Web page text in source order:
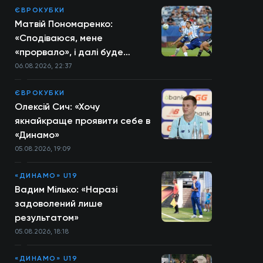
ЄВРОКУБКИ
Матвій Пономаренко:
«Сподіваюся, мене
«прорвало», і далі буде
більше»
06.08.2026, 22:37
ЄВРОКУБКИ
Олексій Сич: «Хочу
якнайкраще проявити себе в
«Динамо»
05.08.2026, 19:09
«ДИНАМО» U19
Вадим Мілько: «Наразі
задоволений лише
результатом»
05.08.2026, 18:18
«ДИНАМО» U19